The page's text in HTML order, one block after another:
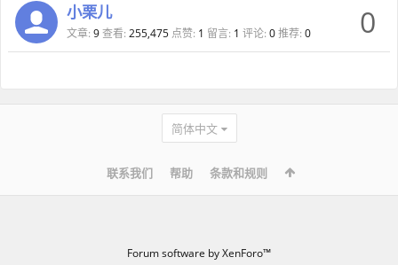
0
小栗儿
文章: 9查看: 255,475 点赞: 1 留言: 1 评论: 0推荐: 0
简体中文
联系我们 帮助 条款和规则
Forum software by XenForo™